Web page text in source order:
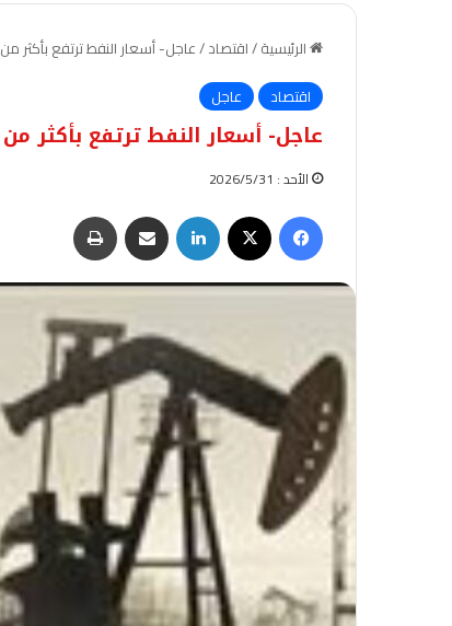
الرئيسية/اقتصاد/عاجل- أسعار النفط ترتفع بأكثر من 2% مع تصاعد التوترات في لبنان
اقتصاد
عاجل
عاجل- أسعار النفط ترتفع بأكثر من 2% مع تصاعد التوترات في لبنان
الأحد : 2026/5/31
فيسبوك لينكدإن مشاركة عبر البريد